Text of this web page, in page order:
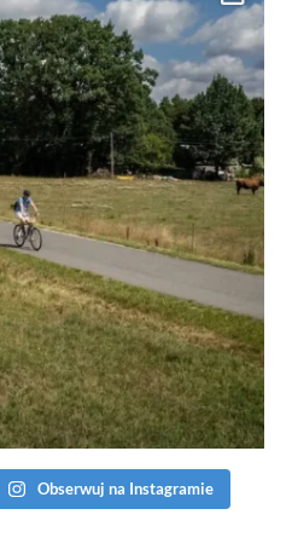
Obserwuj na Instagramie